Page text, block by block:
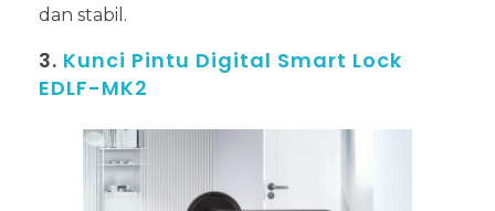
dan stabil.
3. Kunci Pintu Digital Smart Lock
EDLF-MK2